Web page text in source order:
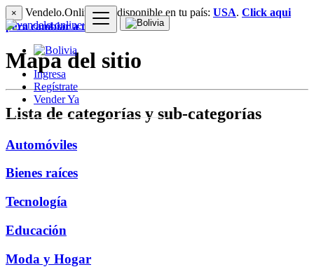
Ingresa
Regístrate
Vender Ya
× Vendelo.Online esta disponible en tu país: USA. Click aqui
para cambiar a tu país
Mapa del sitio
Lista de categorías y sub-categorías
Automóviles
Bienes raíces
Tecnología
Educación
Moda y Hogar